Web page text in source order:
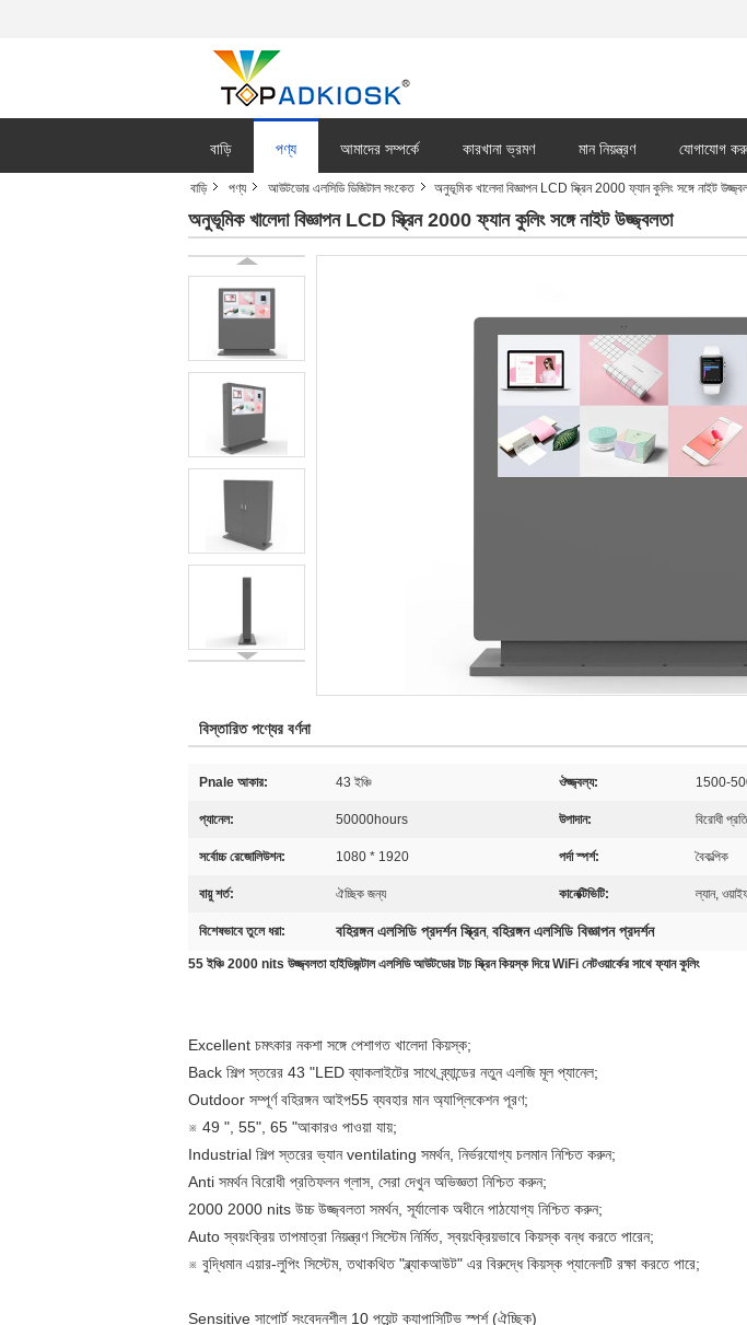
বাড়ি পণ্য আমাদের সম্পর্কে কারখানা ভ্রমণ মান নিয়ন্ত্রণ যোগাযোগ
বাড়ি পণ্য আউটডোর এলসিডি ডিজিটাল সংকেত অনুভূমিক খালেদা বিজ্ঞাপন LCD স্ক্রিন 2000 ফ্যান কুলিং সঙ্গে নাইট
অনুভূমিক খালেদা বিজ্ঞাপন LCD স্ক্রিন 2000 ফ্যান কুলিং সঙ্গে নাইট উজ্জ্বলতা
বিস্তারিত পণ্যের বর্ণনা
Pnale আকার: 43 ইঞ্চি ঔজ্জ্বল্য: 1500-
প্যানেল: 50000hours উপাদান: বিরোধী
সর্বোচ্চ রেজোলিউশন: 1080 * 1920 পর্দা স্পর্শ: বৈকল্পিক
বায়ু শর্ত: ঐচ্ছিক জন্য কানেক্টিভিটি: ল্যান,
বিশেষভাবে তুলে ধরা: বহিরঙ্গন এলসিডি প্রদর্শন স্ক্রিন, বহিরঙ্গন এলসিডি বিজ্ঞাপন প্রদর্শন
55 ইঞ্চি 2000 nits উজ্জ্বলতা হাইডিজন্টাল এলসিডি আউটডোর টাচ স্ক্রিন কিয়স্ক দিয়ে WiFi নেটওয়ার্কের সাথে ফ্যান কুলিং
Excellent চমৎকার নকশা সঙ্গে পেশাগত খালেদা কিয়স্ক;
Back শিল্প স্তরের 43 "LED ব্যাকলাইটের সাথে ব্র্যান্ডের নতুন এলজি মূল প্যানেল;
Outdoor সম্পূর্ণ বহিরঙ্গন আইপ55 ব্যবহার মান অ্যাপ্লিকেশন পূরণ;
※ 49 ", 55", 65 "আকারও পাওয়া যায়;
Industrial শিল্প স্তরের ভ্যান ventilating সমর্থন, নির্ভরযোগ্য চলমান নিশ্চিত করুন;
Anti সমর্থন বিরোধী প্রতিফলন গ্লাস, সেরা দেখুন অভিজ্ঞতা নিশ্চিত করুন;
2000 2000 nits উচ্চ উজ্জ্বলতা সমর্থন, সূর্যালোক অধীনে পাঠযোগ্য নিশ্চিত করুন;
Auto স্বয়ংক্রিয় তাপমাত্রা নিয়ন্ত্রণ সিস্টেম নির্মিত, স্বয়ংক্রিয়ভাবে কিয়স্ক বন্ধ করতে পারেন;
※ বুদ্ধিমান এয়ার-লুপিং সিস্টেম, তথাকথিত "ব্ল্যাকআউট" এর বিরুদ্ধে কিয়স্ক প্যানেলটি রক্ষা করতে পারে;
Sensitive সাপোর্ট সংবেদনশীল 10 পয়েন্ট ক্যাপাসিটিভ স্পর্শ (ঐচ্ছিক)